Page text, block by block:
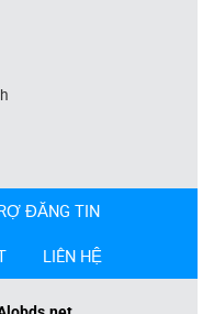
ĐĂNG TIN
LIÊN HỆ